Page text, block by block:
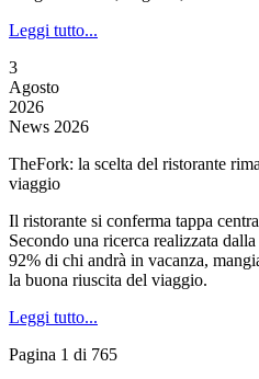
Leggi tutto...
3
Agosto
2026
News 2026
TheFork: la scelta del ristorante
viaggio
Il ristorante si conferma tappa
Secondo una ricerca realizzata
92% di chi andrà in vacanza,
la buona riuscita del viaggio.
Leggi tutto...
Pagina 1 di 765